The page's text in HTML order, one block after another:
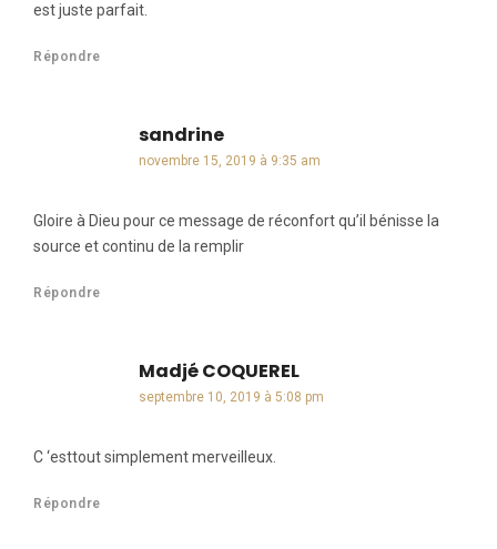
est juste parfait.
Répondre
sandrinedit :
novembre 15, 2019 à 9:35 am
Gloire à Dieu pour ce message de réconfort qu’il bénisse la
source et continu de la remplir
Répondre
Madjé COQUERELdit :
septembre 10, 2019 à 5:08 pm
C ‘esttout simplement merveilleux.
Répondre